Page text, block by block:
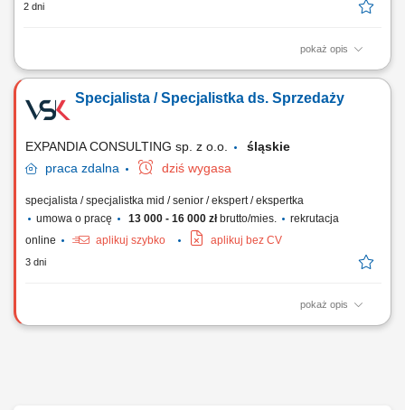
2 dni
pokaż opis
Opis stanowiska: Aktywne pozyskiwanie klientów instytucjonalnych i
Prowadzenie prezentacji rozwiązań edukacyjnych, asortymentu
rozwojowego oraz nowoczesnych elektroniki i wyposażenia dla
Specjalista / Specjalistka ds. Sprzedaży
EXPANDIA CONSULTING sp. z o.o.
śląskie
praca zdalna dziś wygasa
specjalista / specjalistka mid / senior / ekspert / ekspertka
umowa o pracę
13 000 - 16 000 złbrutto/mies.
rekrutacja
online
aplikuj szybko aplikuj bez CV
3 dni
pokaż opis
Zadania Rozwój sprzedaży na rynku polskim i europejskim oraz